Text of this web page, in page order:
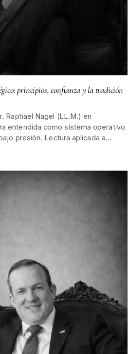
principios, confianza y la tradición
Raphael Nagel (LL.M.) en
entendida como sistema operativo
presión. Lectura aplicada a
Nagel desde Hamburgo 1852 y al